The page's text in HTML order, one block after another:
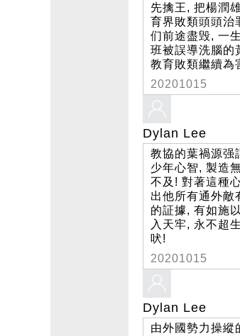
先擒王, 把楊潤
育界敗類頭頭治
们前途盡毁, 一
班被誤導洗腦的
教育敗類繼續為
20201015
Dylan Lee
教協的葉禍源强
少年心智, 製造
不及! 對著這種
出他所有通外敵
的証據, 有如施
入天牢, 永不超
吠!
20201015
Dylan Lee
由外國勢力操縱